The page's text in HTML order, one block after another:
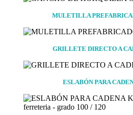
MULETILLA
GRILLETE DIRECTO A
ESLABÓN PARA